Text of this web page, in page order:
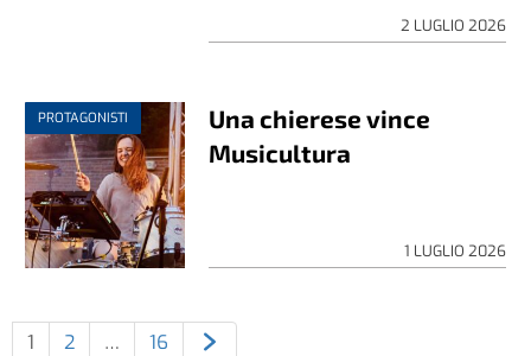
2 LUGLIO 2026
PROTAGONISTI
Una chierese vince
Musicultura
1 LUGLIO 2026
1 2 … 16